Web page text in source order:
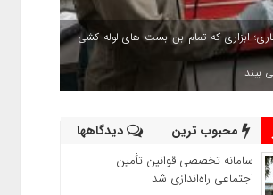
ابزاری که تمام بن بست های لوله کشی
بیند
محبوب ترین دیدگاهها
سامانه تخصصی قوانین تأمین
اجتماعی راه‌اندازی شد